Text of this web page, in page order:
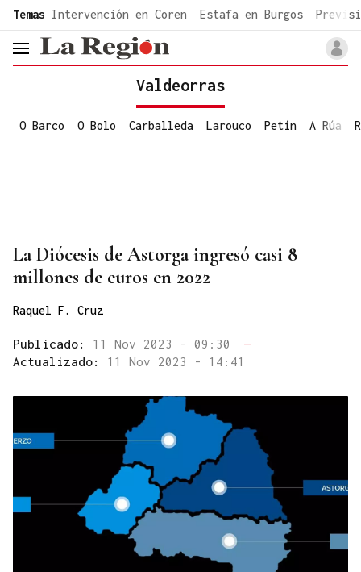
common.go-to-content
Temas Intervención en Coren Estafa en Burgos
header.menu.open
Valdeorras
O Barco O Bolo Carballeda Larouco Petín A Rúa
La Diócesis de Astorga ingresó casi 8
millones de euros en 2022
Raquel F. Cruz
Publicado: 11 Nov 2023 - 09:30
—
Actualizado: 11 Nov 2023 - 14:41